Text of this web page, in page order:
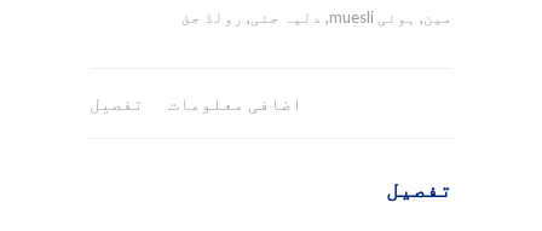
مین, ہوئی muesli , دلیہ جئی, رولڈ جئ
تفصیل اضافی معلومات
تفصیل